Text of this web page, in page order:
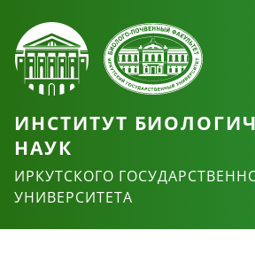
ИНСТИТУТ
НАУК
ИРКУТСКОГО
УНИВЕРСИТЕТА